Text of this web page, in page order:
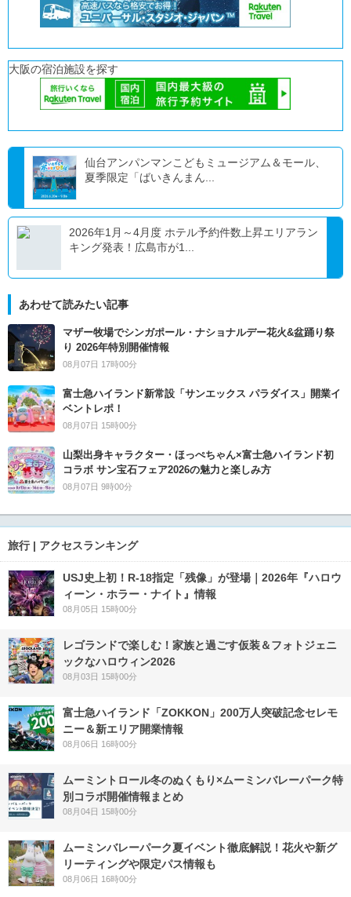
大阪の宿泊施設を探す
仙台アンパンマンこどもミュージアム＆モール、
夏季限定「ばいきんまん...
2026年1月～4月度 ホテル予約件数上昇エリアラン
キング発表！広島市が1...
あわせて読みたい記事
マザー牧場でシンガポール・ナショナルデー花火&盆踊り祭
り 2026年特別開催情報
08月07日 17時00分
富士急ハイランド新常設「サンエックス パラダイス」開業イ
ベントレポ！
08月07日 15時00分
山梨出身キャラクター・ほっぺちゃん×富士急ハイランド初
コラボ サン宝石フェア2026の魅力と楽しみ方
08月07日 9時00分
旅行 | アクセスランキング
USJ史上初！R-18指定「残像」が登場｜2026年『ハロウ
ィーン・ホラー・ナイト』情報
08月05日 15時00分
レゴランドで楽しむ！家族と過ごす仮装＆フォトジェニ
ックなハロウィン2026
08月03日 15時00分
富士急ハイランド「ZOKKON」200万人突破記念セレモ
ニー＆新エリア開業情報
08月06日 16時00分
ムーミントロール冬のぬくもり×ムーミンバレーパーク特
別コラボ開催情報まとめ
08月04日 15時00分
ムーミンバレーパーク夏イベント徹底解説！花火や新グ
リーティングや限定パス情報も
08月06日 16時00分